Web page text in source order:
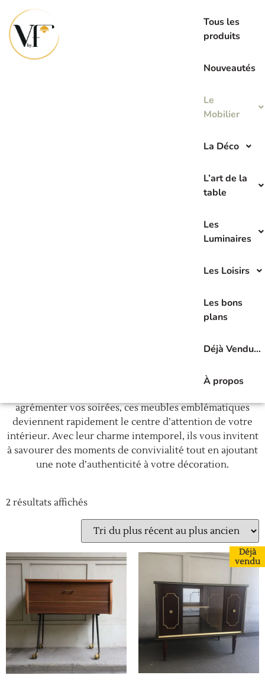
Tous les
produits
Nouveautés
Le
Mobilier
La Déco
L’art de la
table
Les
Luminaires
Les Loisirs
Les bons
plans
Déjà Vendu…
À propos
vintage apportent une
touche d’élégance à votre espace de vie tout en créant
en bois massif ou un comptoir rétro aux lignes raffinées,
une fonctionnalité optimale pour vos moments de
agrémenter vos soirées, ces meubles emblématiques
deviennent rapidement le centre d’attention de votre
intérieur. Avec leur charme intemporel, ils vous invitent
à savourer des moments de convivialité tout en ajoutant
une note d’authenticité à votre décoration.
2 résultats affichés
Déjà
vendu